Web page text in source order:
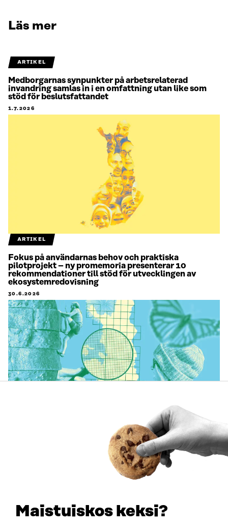
Maistuiskos keksi?
Läs mer
ARTIKEL
Medborgarnas synpunkter på arbetsrelaterad
invandring samlas in i en omfattning utan like som
stöd för beslutsfattandet
1.7.2026
ARTIKEL
Fokus på användarnas behov och praktiska
pilotprojekt – ny promemoria presenterar 10
rekommendationer till stöd för utvecklingen av
ekosystemredovisning
30.6.2026
Företagens naturarbete blir tydligare – så här kan
biologisk mångfald beaktas i affärsverksamheten